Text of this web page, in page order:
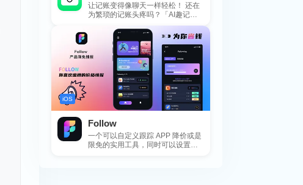
让记账变得像聊天一样轻松！ 还在
为繁琐的记账头疼吗？「AI趣记
账」来拯救你啦！这款智能记账工
具专为懒...
iOS
Follow
一个可以自定义跟踪 APP 降价或是
限免的实用工具，同时可以设置包